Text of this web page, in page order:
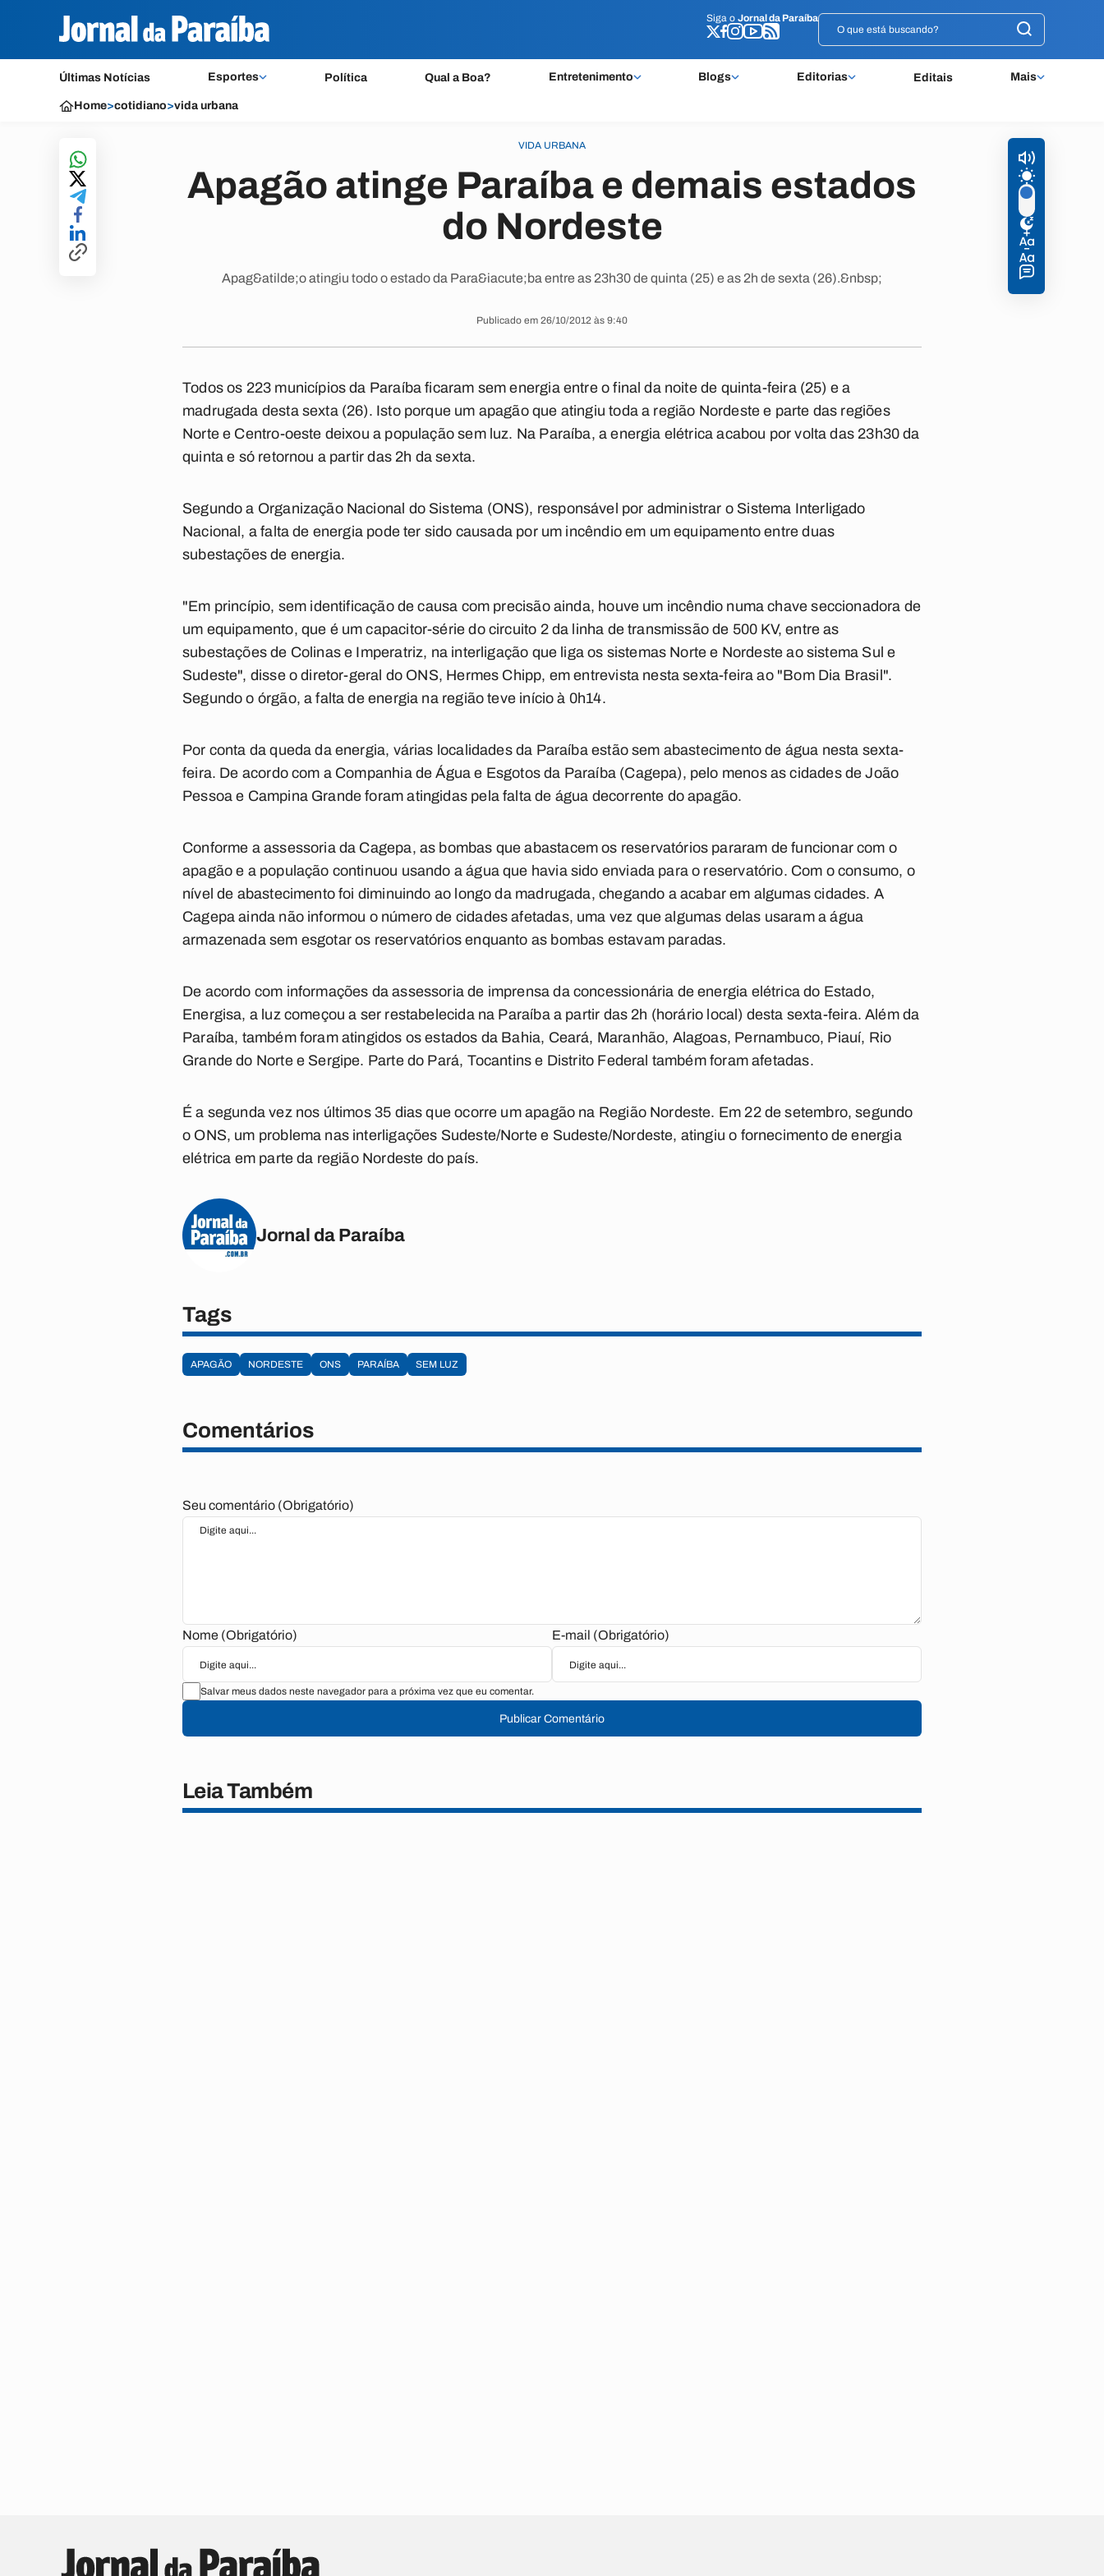
Siga o Jornal da Paraíba
Últimas Notícias Esportes Política Qual a Boa? Entretenimento Blogs Editorias Editais Mais
Siga o Jornal da Paraíba
Home>cotidiano>vida urbana
VIDA URBANA
Apagão atinge Paraíba e demais estados
do Nordeste
Apag&atilde;o atingiu todo o estado da Para&iacute;ba entre as 23h30 de quinta (25) e as 2h de sexta (26).&nbsp;
Publicado em 26/10/2012 às 9:40
Todos os 223 municípios da Paraíba ficaram sem energia entre o final da noite de quinta-feira (25) e a
madrugada desta sexta (26). Isto porque um apagão que atingiu toda a região Nordeste e parte das regiões
Norte e Centro-oeste deixou a população sem luz. Na Paraíba, a energia elétrica acabou por volta das 23h30 da
quinta e só retornou a partir das 2h da sexta.
Segundo a Organização Nacional do Sistema (ONS), responsável por administrar o Sistema Interligado
Nacional, a falta de energia pode ter sido causada por um incêndio em um equipamento entre duas
subestações de energia.
"Em princípio, sem identificação de causa com precisão ainda, houve um incêndio numa chave seccionadora de
um equipamento, que é um capacitor-série do circuito 2 da linha de transmissão de 500 KV, entre as
subestações de Colinas e Imperatriz, na interligação que liga os sistemas Norte e Nordeste ao sistema Sul e
Sudeste", disse o diretor-geral do ONS, Hermes Chipp, em entrevista nesta sexta-feira ao "Bom Dia Brasil".
Segundo o órgão, a falta de energia na região teve início à 0h14.
Por conta da queda da energia, várias localidades da Paraíba estão sem abastecimento de água nesta sexta-
feira. De acordo com a Companhia de Água e Esgotos da Paraíba (Cagepa), pelo menos as cidades de João
Pessoa e Campina Grande foram atingidas pela falta de água decorrente do apagão.
Conforme a assessoria da Cagepa, as bombas que abastacem os reservatórios pararam de funcionar com o
apagão e a população continuou usando a água que havia sido enviada para o reservatório. Com o consumo, o
nível de abastecimento foi diminuindo ao longo da madrugada, chegando a acabar em algumas cidades. A
Cagepa ainda não informou o número de cidades afetadas, uma vez que algumas delas usaram a água
armazenada sem esgotar os reservatórios enquanto as bombas estavam paradas.
De acordo com informações da assessoria de imprensa da concessionária de energia elétrica do Estado,
Energisa, a luz começou a ser restabelecida na Paraíba a partir das 2h (horário local) desta sexta-feira. Além da
Paraíba, também foram atingidos os estados da Bahia, Ceará, Maranhão, Alagoas, Pernambuco, Piauí, Rio
Grande do Norte e Sergipe. Parte do Pará, Tocantins e Distrito Federal também foram afetadas.
É a segunda vez nos últimos 35 dias que ocorre um apagão na Região Nordeste. Em 22 de setembro, segundo
o ONS, um problema nas interligações Sudeste/Norte e Sudeste/Nordeste, atingiu o fornecimento de energia
elétrica em parte da região Nordeste do país.
Jornal da Paraíba
Tags
APAGÃO NORDESTE ONS PARAÍBA SEM LUZ
Comentários
Seu comentário (Obrigatório)
Nome (Obrigatório) E-mail (Obrigatório)
Salvar meus dados neste navegador para a próxima vez que eu comentar.
Publicar Comentário
Leia Também